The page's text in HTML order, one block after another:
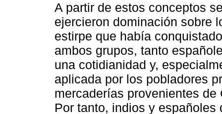
A partir de estos conceptos
ejercieron dominación sobre
estirpe que había
ambos grupos, tanto
una cotidianidad y,
aplicada por los pobladores
mercaderías provenientes
Por tanto, indios y